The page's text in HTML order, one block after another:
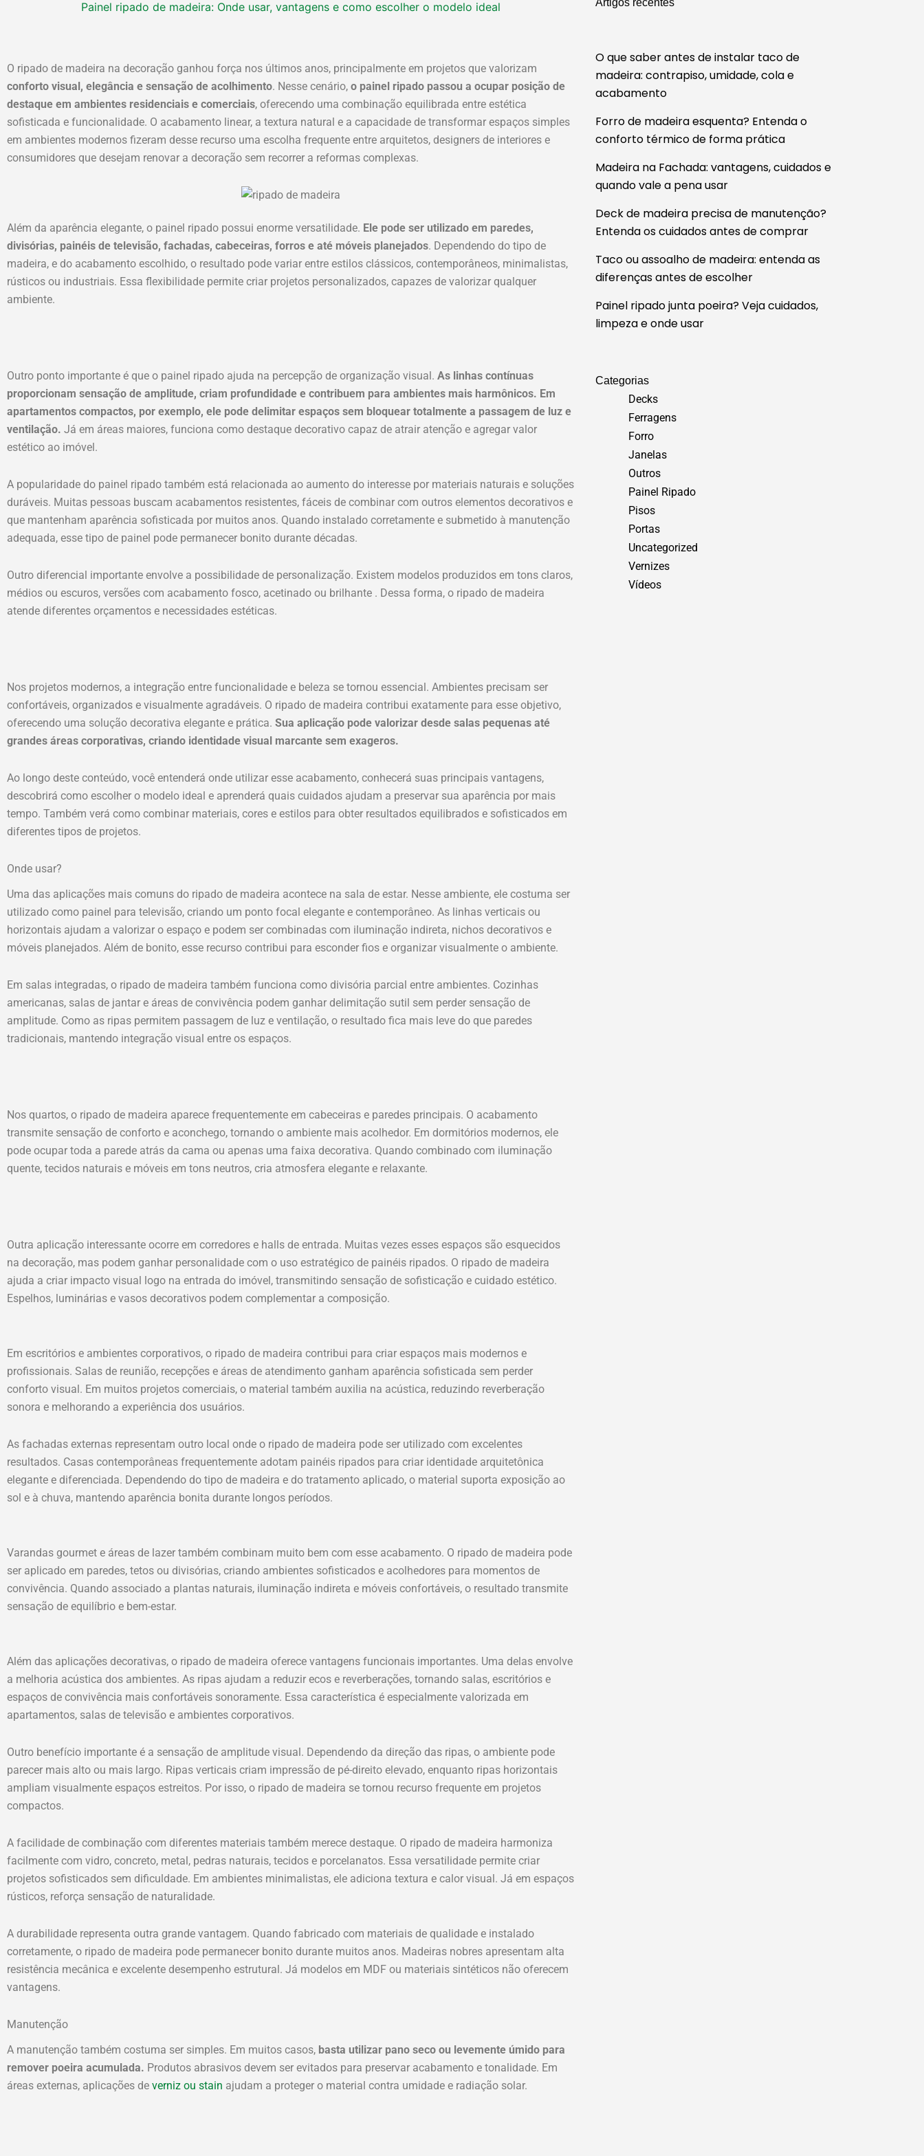
Painel ripado de madeira: Onde usar, vantagens e como escolher o modelo ideal
O ripado de madeira na decoração ganhou força nos últimos anos, principalmente em projetos que valorizam
conforto visual, elegância e sensação de acolhimento. Nesse cenário, o painel ripado passou a ocupar posição de
destaque em ambientes residenciais e comerciais, oferecendo uma combinação equilibrada entre estética
sofisticada e funcionalidade. O acabamento linear, a textura natural e a capacidade de transformar espaços simples
em ambientes modernos fizeram desse recurso uma escolha frequente entre arquitetos, designers de interiores e
consumidores que desejam renovar a decoração sem recorrer a reformas complexas.
Além da aparência elegante, o painel ripado possui enorme versatilidade. Ele pode ser utilizado em paredes,
divisórias, painéis de televisão, fachadas, cabeceiras, forros e até móveis planejados. Dependendo do tipo de
madeira, e do acabamento escolhido, o resultado pode variar entre estilos clássicos, contemporâneos, minimalistas,
rústicos ou industriais. Essa flexibilidade permite criar projetos personalizados, capazes de valorizar qualquer
ambiente.
Outro ponto importante é que o painel ripado ajuda na percepção de organização visual. As linhas contínuas
proporcionam sensação de amplitude, criam profundidade e contribuem para ambientes mais harmônicos. Em
apartamentos compactos, por exemplo, ele pode delimitar espaços sem bloquear totalmente a passagem de luz e
ventilação. Já em áreas maiores, funciona como destaque decorativo capaz de atrair atenção e agregar valor
estético ao imóvel.
A popularidade do painel ripado também está relacionada ao aumento do interesse por materiais naturais e soluções
duráveis. Muitas pessoas buscam acabamentos resistentes, fáceis de combinar com outros elementos decorativos e
que mantenham aparência sofisticada por muitos anos. Quando instalado corretamente e submetido à manutenção
adequada, esse tipo de painel pode permanecer bonito durante décadas.
Outro diferencial importante envolve a possibilidade de personalização. Existem modelos produzidos em tons claros,
médios ou escuros, versões com acabamento fosco, acetinado ou brilhante . Dessa forma, o ripado de madeira
atende diferentes orçamentos e necessidades estéticas.
Nos projetos modernos, a integração entre funcionalidade e beleza se tornou essencial. Ambientes precisam ser
confortáveis, organizados e visualmente agradáveis. O ripado de madeira contribui exatamente para esse objetivo,
oferecendo uma solução decorativa elegante e prática. Sua aplicação pode valorizar desde salas pequenas até
grandes áreas corporativas, criando identidade visual marcante sem exageros.
Ao longo deste conteúdo, você entenderá onde utilizar esse acabamento, conhecerá suas principais vantagens,
descobrirá como escolher o modelo ideal e aprenderá quais cuidados ajudam a preservar sua aparência por mais
tempo. Também verá como combinar materiais, cores e estilos para obter resultados equilibrados e sofisticados em
diferentes tipos de projetos.
Onde usar?
Uma das aplicações mais comuns do ripado de madeira acontece na sala de estar. Nesse ambiente, ele costuma ser
utilizado como painel para televisão, criando um ponto focal elegante e contemporâneo. As linhas verticais ou
horizontais ajudam a valorizar o espaço e podem ser combinadas com iluminação indireta, nichos decorativos e
móveis planejados. Além de bonito, esse recurso contribui para esconder fios e organizar visualmente o ambiente.
Em salas integradas, o ripado de madeira também funciona como divisória parcial entre ambientes. Cozinhas
americanas, salas de jantar e áreas de convivência podem ganhar delimitação sutil sem perder sensação de
amplitude. Como as ripas permitem passagem de luz e ventilação, o resultado fica mais leve do que paredes
tradicionais, mantendo integração visual entre os espaços.
Nos quartos, o ripado de madeira aparece frequentemente em cabeceiras e paredes principais. O acabamento
transmite sensação de conforto e aconchego, tornando o ambiente mais acolhedor. Em dormitórios modernos, ele
pode ocupar toda a parede atrás da cama ou apenas uma faixa decorativa. Quando combinado com iluminação
quente, tecidos naturais e móveis em tons neutros, cria atmosfera elegante e relaxante.
Outra aplicação interessante ocorre em corredores e halls de entrada. Muitas vezes esses espaços são esquecidos
na decoração, mas podem ganhar personalidade com o uso estratégico de painéis ripados. O ripado de madeira
ajuda a criar impacto visual logo na entrada do imóvel, transmitindo sensação de sofisticação e cuidado estético.
Espelhos, luminárias e vasos decorativos podem complementar a composição.
Em escritórios e ambientes corporativos, o ripado de madeira contribui para criar espaços mais modernos e
profissionais. Salas de reunião, recepções e áreas de atendimento ganham aparência sofisticada sem perder
conforto visual. Em muitos projetos comerciais, o material também auxilia na acústica, reduzindo reverberação
sonora e melhorando a experiência dos usuários.
As fachadas externas representam outro local onde o ripado de madeira pode ser utilizado com excelentes
resultados. Casas contemporâneas frequentemente adotam painéis ripados para criar identidade arquitetônica
elegante e diferenciada. Dependendo do tipo de madeira e do tratamento aplicado, o material suporta exposição ao
sol e à chuva, mantendo aparência bonita durante longos períodos.
Varandas gourmet e áreas de lazer também combinam muito bem com esse acabamento. O ripado de madeira pode
ser aplicado em paredes, tetos ou divisórias, criando ambientes sofisticados e acolhedores para momentos de
convivência. Quando associado a plantas naturais, iluminação indireta e móveis confortáveis, o resultado transmite
sensação de equilíbrio e bem-estar.
Além das aplicações decorativas, o ripado de madeira oferece vantagens funcionais importantes. Uma delas envolve
a melhoria acústica dos ambientes. As ripas ajudam a reduzir ecos e reverberações, tornando salas, escritórios e
espaços de convivência mais confortáveis sonoramente. Essa característica é especialmente valorizada em
apartamentos, salas de televisão e ambientes corporativos.
Outro benefício importante é a sensação de amplitude visual. Dependendo da direção das ripas, o ambiente pode
parecer mais alto ou mais largo. Ripas verticais criam impressão de pé-direito elevado, enquanto ripas horizontais
ampliam visualmente espaços estreitos. Por isso, o ripado de madeira se tornou recurso frequente em projetos
compactos.
A facilidade de combinação com diferentes materiais também merece destaque. O ripado de madeira harmoniza
facilmente com vidro, concreto, metal, pedras naturais, tecidos e porcelanatos. Essa versatilidade permite criar
projetos sofisticados sem dificuldade. Em ambientes minimalistas, ele adiciona textura e calor visual. Já em espaços
rústicos, reforça sensação de naturalidade.
A durabilidade representa outra grande vantagem. Quando fabricado com materiais de qualidade e instalado
corretamente, o ripado de madeira pode permanecer bonito durante muitos anos. Madeiras nobres apresentam alta
resistência mecânica e excelente desempenho estrutural. Já modelos em MDF ou materiais sintéticos não oferecem
vantagens.
Manutenção
A manutenção também costuma ser simples. Em muitos casos, basta utilizar pano seco ou levemente úmido para
remover poeira acumulada. Produtos abrasivos devem ser evitados para preservar acabamento e tonalidade. Em
áreas externas, aplicações de verniz ou stain ajudam a proteger o material contra umidade e radiação solar.
Facebook
Instagram
Youtube
O
preço
original
era:
R$ 220,00.
O
preço
atual
é:
R$ 149,90.
O
preço
original
era:
R$ 323,88.
O
preço
atual
é:
R$ 297,90.
O
preço
original
era:
R$ 347,88.
O
preço
atual
é:
R$ 333,90.
O
preço
original
era:
R$ 247,00.
preço
é:
R$ 179,90.
O
preço
original
era:
R$ 320,00.
O
preço
atual
é:
R$ 162,00.
Artigos recentes
O que saber antes de instalar taco de
madeira: contrapiso, umidade, cola e
acabamento
Forro de madeira esquenta? Entenda o
conforto térmico de forma prática
Madeira na Fachada: vantagens, cuidados e
quando vale a pena usar
Deck de madeira precisa de manutenção?
Entenda os cuidados antes de comprar
Taco ou assoalho de madeira: entenda as
diferenças antes de escolher
Painel ripado junta poeira? Veja cuidados,
limpeza e onde usar
Categorias
Decks
Ferragens
Forro
Janelas
Outros
Painel Ripado
Pisos
Portas
Uncategorized
Vernizes
Vídeos